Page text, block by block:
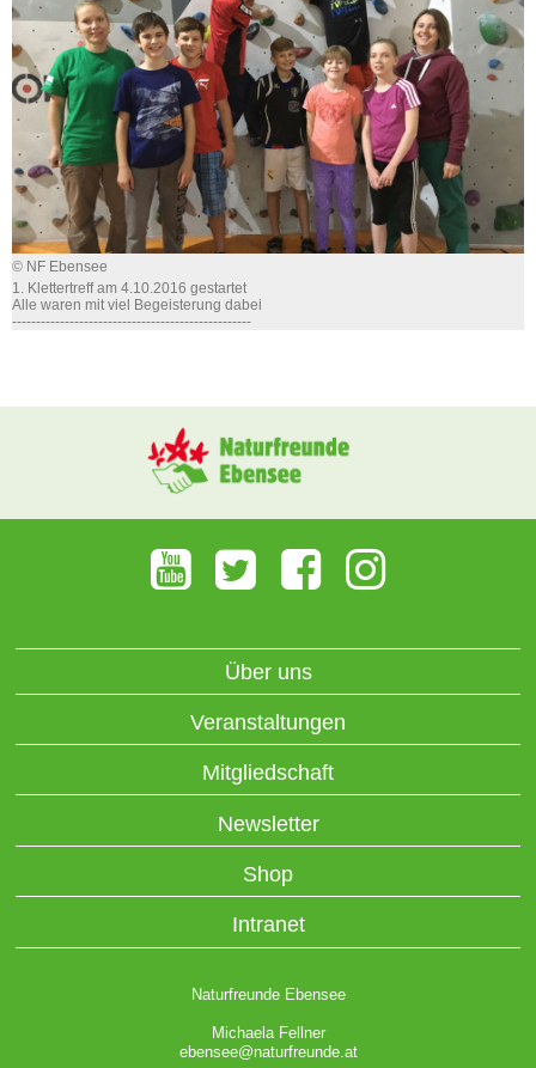
© NF Ebensee
1. Klettertreff am 4.10.2016 gestartet
Alle waren mit viel Begeisterung dabei
--------------------------------------------------
Über uns
Veranstaltungen
Mitgliedschaft
Newsletter
Shop
Intranet
Naturfreunde Ebensee
Michaela Fellner
ebensee@naturfreunde.at